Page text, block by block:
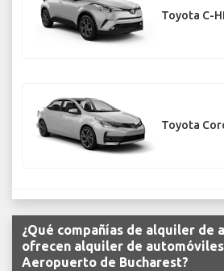
Toyota C-
Toyota
¿Qué compañías de alquiler de
ofrecen alquiler de
Aeropuerto de Bucharest?